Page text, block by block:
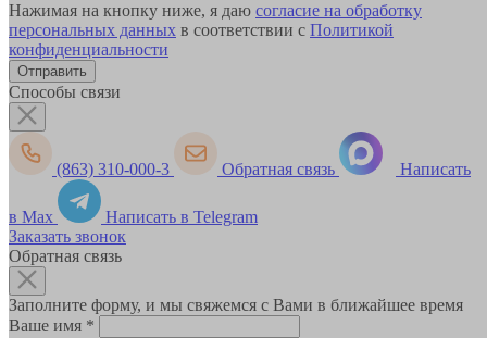
Нажимая на кнопку ниже, я даю согласие на обработку
персональных данных в соответствии с Политикой
конфиденциальности
Способы связи
(863) 310-000-3 Обратная связь Написать
в Max
Написать в Telegram
Заказать звонок
Обратная связь
Заполните форму, и мы свяжемся с Вами в ближайшее время
Ваше имя *